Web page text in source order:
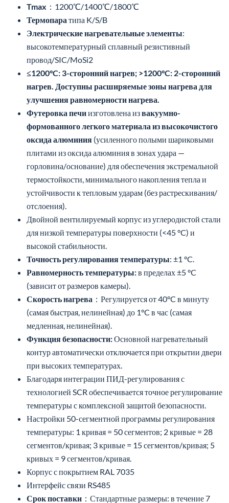
≤1200°C: 3-сторонний нагрев; >1200°C: 2-сторонний
нагрев. Доступны расширяемые зоны нагрева для
улучшения равномерности нагрева.
Футеровка печиизготовлена извакуумно-
формованного легкого материала из высокочистого
оксида алюминия(усиленного полыми шариковыми
плитами из оксида алюминия в зонах удара —
горловина/основание) для обеспечения экстремальной
термостойкости, минимального накопления тепла и
устойчивости к тепловым ударам (без растрескивания/
отслоения).
Двойной вентилируемый корпус из углеродистой стали
для низкой температуры поверхности (<45 °C) и
высокой стабильности.
Точность регулирования температуры: ±1 °C.
Равномерность температуры:
(зависит от размеров камеры).
Скорость нагрева：Регулируется от 40°C в минуту
(самая быстрая, нелинейная) до 1°C в час (самая
медленная, нелинейная).
Функция безопасности:Основной нагревательный
контур автоматически отключается при открытии двери
при высоких температурах.
Благодаря интеграции ПИД-регулирования с
технологией SCR обеспечивается точное регулирование
температуры с комплексной защитой безопасности.
Настройки 50-сегментной программы регулирования
температуры: 1 кривая = 50 сегментов; 2 кривые = 28
сегментов/кривая; 3 кривые = 15 сегментов/кривая; 5
кривых = 9 сегментов/кривая.
Корпус с покрытием RAL 7035
Интерфейс связи RS485
Срок поставки ：Стандартные размеры: в течение 7
дней；Камера по индивидуальному заказу: 7–15 дней
Гарантия：1 год бесплатной гарантии на печь；
Нижняя пластина и нагревательные элементы не
покрываются гарантией； Нагревательные элементы:
бесплатная замена в течение 3 месяцев в случае